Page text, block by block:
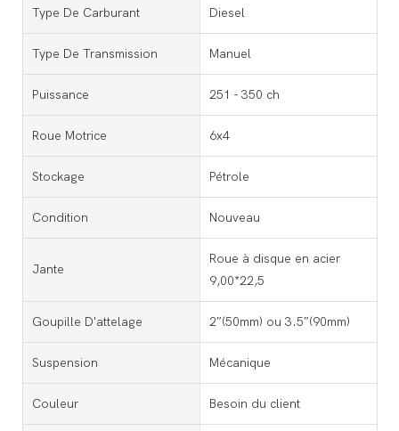
Type De Carburant Diesel
Type De Transmission Manuel
Puissance 251 - 350 ch
Roue Motrice 6x4
Stockage Pétrole
Condition Nouveau
Jante
Roue à disque en acier
9,00*22,5
Goupille D'attelage 2″(50mm) ou 3.5″(90mm)
Suspension Mécanique
Couleur Besoin du client